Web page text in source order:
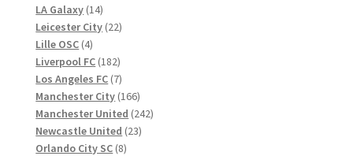
LA Galaxy 1414
Produkte
Leicester City 2222
Lille OSC 44
Produkte
Liverpool FC 182182
Produkte
Los Angeles FC 77
Produkte
Manchester City 166166
Produkte
Manchester United 242242
Newcastle United 2323
Orlando City SC 88